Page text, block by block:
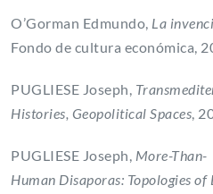
O’Gorman Edmundo, La
Fondo de cultura económica,
PUGLIESE Joseph,
Histories, Geopolitical Spaces,
PUGLIESE Joseph, More-Than-
Human Disaporas: Topologies